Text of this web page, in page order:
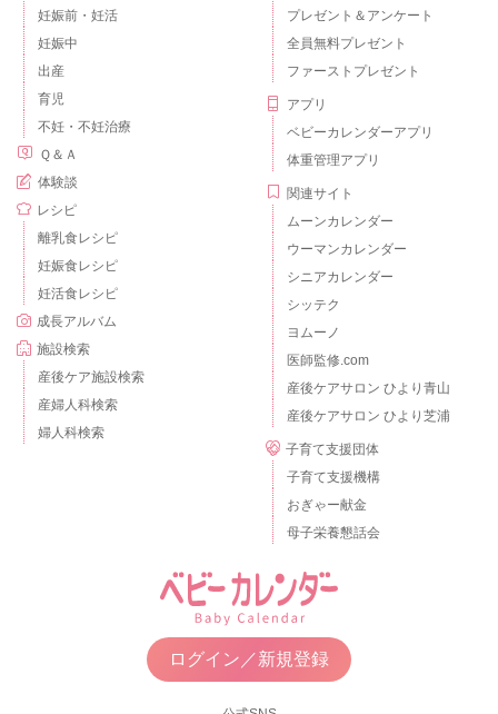
妊娠前・妊活
妊娠中
出産
育児
不妊・不妊治療
Ｑ＆Ａ
体験談
レシピ
離乳食レシピ
妊娠食レシピ
妊活食レシピ
成長アルバム
施設検索
産後ケア施設検索
産婦人科検索
婦人科検索
プレゼント＆アンケート
全員無料プレゼント
ファーストプレゼント
アプリ
ベビーカレンダーアプリ
体重管理アプリ
関連サイト
ムーンカレンダー
ウーマンカレンダー
シニアカレンダー
シッテク
ヨムーノ
医師監修.com
産後ケアサロン ひより青山
産後ケアサロン ひより芝浦
子育て支援団体
子育て支援機構
おぎゃー献金
母子栄養懇話会
ログイン／新規登録